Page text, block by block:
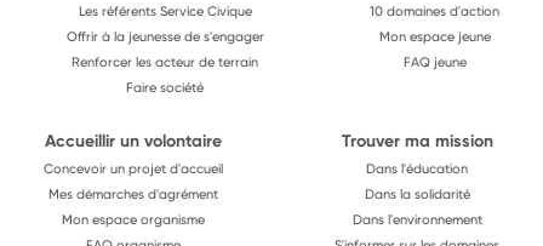
Les référents Service Civique
Offrir à la jeunesse de s'engager
Renforcer les acteur de terrain
Faire société
10 domaines d'action
Mon espace jeune
FAQ jeune
Accueillir un volontaire
Concevoir un projet d'accueil
Mes démarches d'agrément
Mon espace organisme
Trouver ma mission
Dans l'éducation
Dans la solidarité
Dans l'environnement